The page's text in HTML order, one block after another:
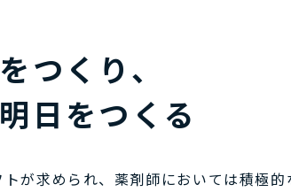
つくり、
日をつくる
が求められ、薬剤師においては積極的